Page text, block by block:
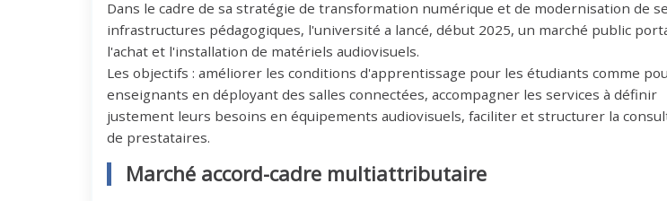
Dans le cadre de sa stratégie de transformation numérique et de modernisation de
infrastructures pédagogiques, l'université a lancé, début 2025, un marché public
l'achat et l'installation de matériels audiovisuels.
Les objectifs : améliorer les conditions d'apprentissage pour les étudiants comme
enseignants en déployant des salles connectées, accompagner les services à définir
justement leurs besoins en équipements audiovisuels, faciliter et structurer la
de prestataires.
Marché accord-cadre multiattributaire